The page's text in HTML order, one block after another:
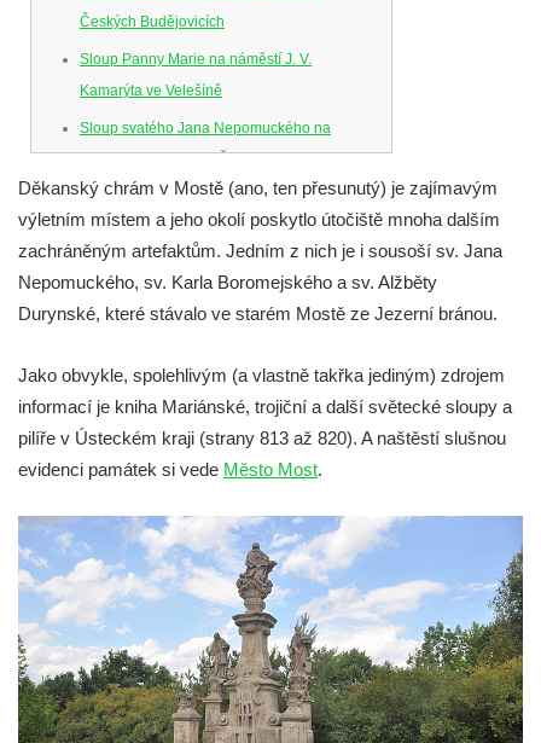
Českých Budějovicích
Sloup Panny Marie na náměstí J. V.
Kamarýta ve Velešíně
Sloup svatého Jana Nepomuckého na
Sloup Nejsvětější Trojice v Mirošovicích
Sloup se sochou Bolestného Krista (Ecce
Homo) na zahradě zámku Chrámce
Sloup Nejsvětější Trojice na náměstí
Sloup Panny Marie u kostela Nalezení
svatého Kříže ve Frýdlantu
Sloup Panny Marie v Hostinném
Sloup Nejsvětější Trojice v Krásné u
Sloup s krucifixem u kostela svatého
Vavřince v Teplicích nad Metují
Selendrův sloup před klášterem
benediktýnů v Polici nad Metují
Sloup Panny Marie Bolestné v Polici nad
Metují
Děkanský chrám v Mostě (ano, ten přesunutý) je zajímavým
výletním místem a jeho okolí poskytlo útočiště mnoha dalším
zachráněným artefaktům. Jedním z nich je i sousoší sv. Jana
Nepomuckého, sv. Karla Boromejského a sv. Alžběty
Durynské, které stávalo ve starém Mostě ze Jezerní bránou.
Jako obvykle, spolehlivým (a vlastně takřka jediným) zdrojem
informací je kniha Mariánské, trojiční a další světecké sloupy a
pilíře v Ústeckém kraji (strany 813 až 820). A naštěstí slušnou
evidenci památek si vede Město Most.